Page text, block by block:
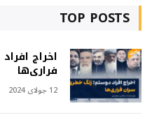
TOP POSTS
اخراج
فراری‌ها
12 جولای 2024